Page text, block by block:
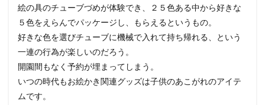
絵の具のチューブづめが体験でき、２５色ある中から好きな
５色をえらんでパッケージし、もらえるというもの。
好きな色を選びチューブに機械で入れて持ち帰れる、という
一連の行為が楽しいのだろう。
開園間もなく予約が埋まってしまう。
いつの時代もお絵かき関連グッズは子供のあこがれのアイテ
ムです。